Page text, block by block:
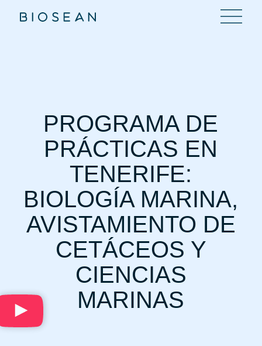
PROGRAMA DE
PRÁCTICAS EN
TENERIFE:
BIOLOGÍA MARINA,
AVISTAMIENTO DE
CETÁCEOS Y
CIENCIAS
MARINAS